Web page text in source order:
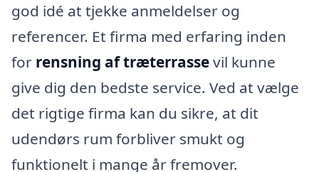
god idé at tjekke anmeldelser og
referencer. Et firma med erfaring inden
for rensning af træterrassevil kunne
give dig den bedste service. Ved at vælge
det rigtige firma kan du sikre, at dit
udendørs rum forbliver smukt og
funktionelt i mange år fremover.